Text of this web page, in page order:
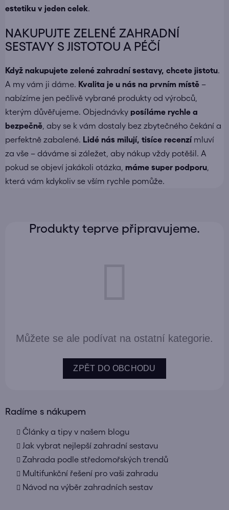
estetiku v jeden celek.
NAKUPUJTE ZELENÉ ZAHRADNÍ
SESTAVY S JISTOTOU A PÉČÍ
Když nakupujete zelené zahradní sestavy, chcete jistotu.
A my vám ji dáme. Kvalita je u nás na prvním místě –
nabízíme jen pečlivě vybrané produkty od výrobců,
kterým důvěřujeme. Objednávky posíláme rychle a
bezpečně , aby se k vám dostaly bez zbytečného čekání a
perfektně zabalené. Lidé nás milují, tisíce recenzímluví
za vše – dáváme si záležet, aby nákup vždy potěšil. A
pokud se objeví jakákoli otázka, máme super podporu
která vám kdykoliv se vším rychle pomůže.
Produkty teprve připravujeme.
Můžete se ale podívat na ostatní kategorie.
ZPĚT DO OBCHODU
Radíme s nákupem
Články a tipy v našem blogu
Jak vybrat nejlepší zahradní sestavu
Zahrada podle středomořských trendů
Multifunkční řešení pro vaši zahradu
Návod na výběr zahradních sestav